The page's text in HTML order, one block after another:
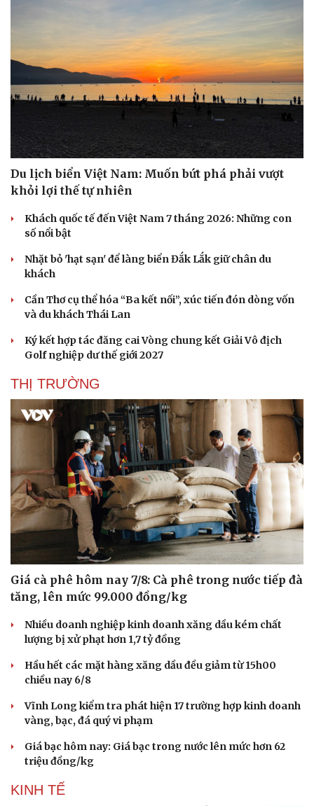
Sân khấu - Điện ảnh
Văn học
Âm nhạc
Di sản
Nghệ sĩ
Sao Việt
Du lịch biển Việt Nam: Muốn bứt phá phải vượt
khỏi lợi thế tự nhiên
Khách quốc tế đến Việt Nam 7 tháng 2026: Những con
số nổi bật
Nhặt bỏ 'hạt sạn' để làng biển Đắk Lắk giữ chân du
khách
Cần Thơ cụ thể hóa “Ba kết nối”, xúc tiến đón dòng vốn
và du khách Thái Lan
Ký kết hợp tác đăng cai Vòng chung kết Giải Vô địch
Golf nghiệp dư thế giới 2027
THỊ TRƯỜNG
Giá cà phê hôm nay 7/8: Cà phê trong nước tiếp đà
tăng, lên mức 99.000 đồng/kg
Nhiều doanh nghiệp kinh doanh xăng dầu kém chất
lượng bị xử phạt hơn 1,7 tỷ đồng
Hầu hết các mặt hàng xăng dầu đều giảm từ 15h00
chiều nay 6/8
Vĩnh Long kiểm tra phát hiện 17 trường hợp kinh doanh
vàng, bạc, đá quý vi phạm
Giá bạc hôm nay: Giá bạc trong nước lên mức hơn 62
triệu đồng/kg
KINH TẾ